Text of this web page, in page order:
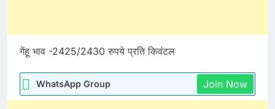
गेंहू भाव -2425/2430 रुपये प्रति किवंटल
WhatsApp Group Join Now